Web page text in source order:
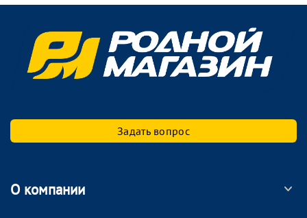
Задать вопрос
О компании